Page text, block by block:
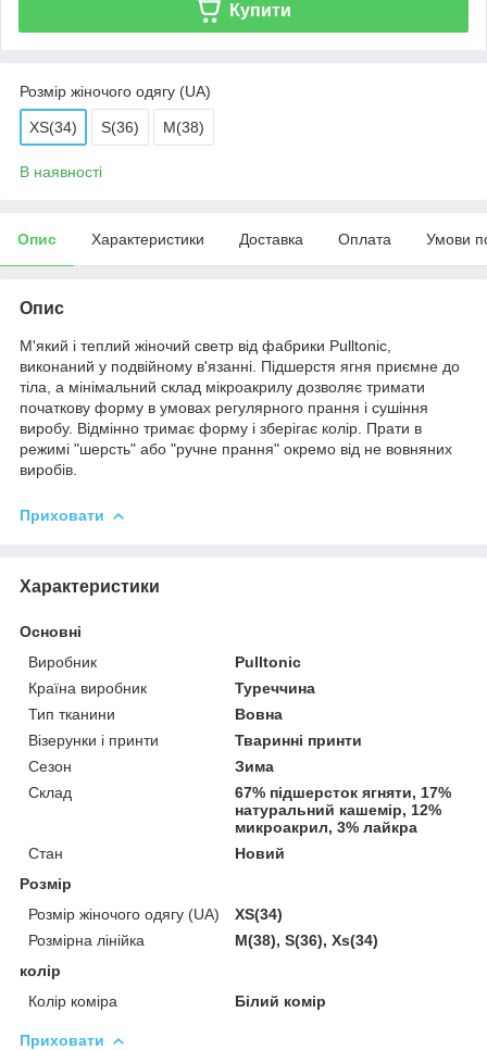
Купити
Розмір жіночого одягу (UA)
XS(34) S(36) M(38)
В наявності
Опис Характеристики Доставка Оплата Умови
Опис
М'який і теплий жіночий светр від фабрики Pulltonic,
виконаний у подвійному в'язанні. Підшерстя ягня приємне до
тіла, а мінімальний склад мікроакрилу дозволяє тримати
початкову форму в умовах регулярного прання і сушіння
виробу. Відмінно тримає форму і зберігає колір. Прати в
режимі "шерсть" або "ручне прання" окремо від не вовняних
виробів.
Приховати
Характеристики
Основні
Виробник
Pulltonic
Країна виробник
Туреччина
Тип тканини
Вовна
Візерунки і принти
Тваринні принти
Сезон
Зима
Склад
67% підшерсток ягняти, 17%
натуральний кашемір, 12%
микроакрил, 3% лайкра
Стан
Новий
Розмір
Розмір жіночого одягу (UA)
XS(34)
Розмірна лінійка
M(38), S(36), Xs(34)
колір
Колір коміра
Білий комір
Приховати